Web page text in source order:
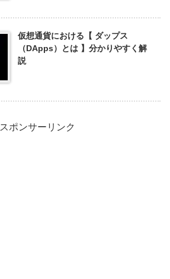
仮想通貨における【 ダップス
（DApps）とは 】分かりやすく解
説
スポンサーリンク